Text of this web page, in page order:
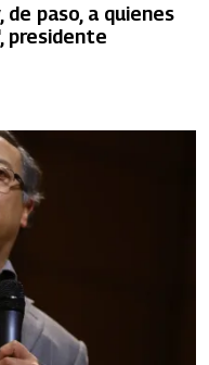
paso, a quienes
presidente